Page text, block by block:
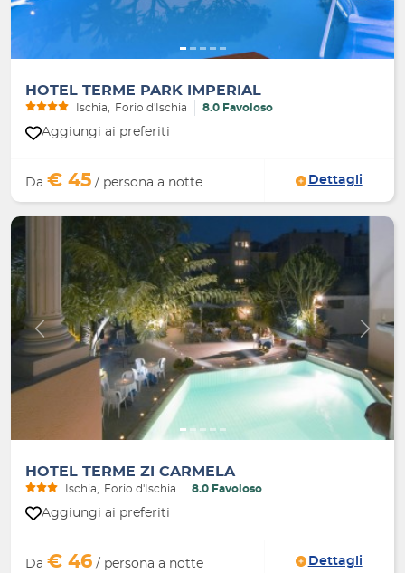
HOTEL TERME PARK IMPERIAL
Ischia Forio d'Ischia 8.0 Favoloso
Aggiungi ai preferiti
Da € 45 / persona a notte Dettagli
Indietro Avanti
HOTEL TERME ZI CARMELA
Ischia Forio d'Ischia 8.0 Favoloso
Aggiungi ai preferiti
Da € 46 / persona a notte Dettagli